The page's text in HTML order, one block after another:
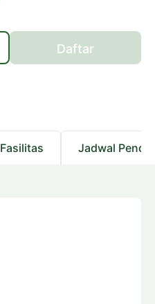
Daftar
Fasilitas Jadwal